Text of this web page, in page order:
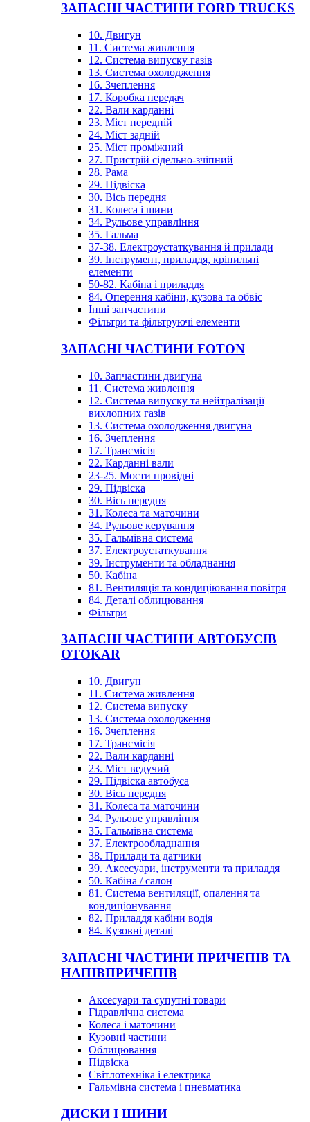
ЗАПАСНІ ЧАСТИНИ FORD TRUCKS
10. Двигун
11. Система живлення
12. Система випуску газів
13. Система охолодження
16. Зчеплення
17. Коробка передач
22. Вали карданні
23. Міст передній
24. Міст задній
25. Міст проміжний
27. Пристрій сідельно-зчіпний
28. Рама
29. Підвіска
30. Вісь передня
31. Колеса і шини
34. Рульове управління
35. Гальма
37-38. Електроустаткування й прилади
39. Інструмент, приладдя, кріпильні
елементи
50-82. Кабіна і приладдя
84. Оперення кабіни, кузова та обвіс
Інші запчастини
Фільтри та фільтруючі елементи
ЗАПАСНІ ЧАСТИНИ FOTON
10. Запчастини двигуна
11. Система живлення
12. Система випуску та нейтралізації
вихлопних газів
13. Система охолодження двигуна
16. Зчеплення
17. Трансмісія
22. Карданні вали
23-25. Мости провідні
29. Підвіска
30. Вісь передня
31. Колеса та маточини
34. Рульове керування
35. Гальмівна система
37. Електроустаткування
39. Інструменти та обладнання
50. Кабіна
81. Вентиляція та кондиціювання повітря
84. Деталі облицювання
Фільтри
ЗАПАСНІ ЧАСТИНИ АВТОБУСІВ
OTOKAR
10. Двигун
11. Система живлення
12. Система випуску
13. Система охолодження
16. Зчеплення
17. Трансмісія
22. Вали карданні
23. Міст ведучий
29. Підвіска автобуса
30. Вісь передня
31. Колеса та маточини
34. Рульове управління
35. Гальмівна система
37. Електрообладнання
38. Прилади та датчики
39. Аксесуари, інструменти та приладдя
50. Кабіна / салон
81. Система вентиляції, опалення та
кондиціонування
82. Приладдя кабіни водія
84. Кузовні деталі
ЗАПАСНІ ЧАСТИНИ ПРИЧЕПІВ ТА
НАПІВПРИЧЕПІВ
Аксесуари та супутні товари
Гідравлічна система
Колеса і маточини
Кузовні частини
Облицювання
Підвіска
Світлотехніка і електрика
Гальмівна система і пневматика
ДИСКИ І ШИНИ